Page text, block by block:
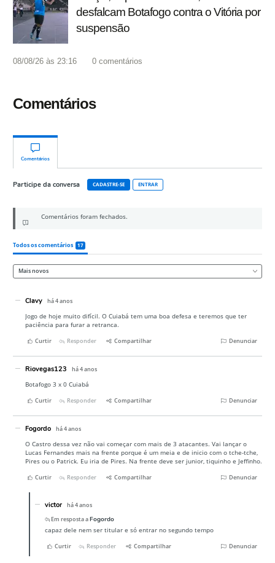
desfalcam Botafogo contra o Vitória por
suspensão
08/08/26 às 23:16 0 comentários
Comentários